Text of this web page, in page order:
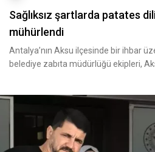
Sağlıksız şartlarda patates
mühürlendi
Antalya’nın Aksu ilçesinde bir ihbar
belediye zabıta müdürlüğü ekipleri,